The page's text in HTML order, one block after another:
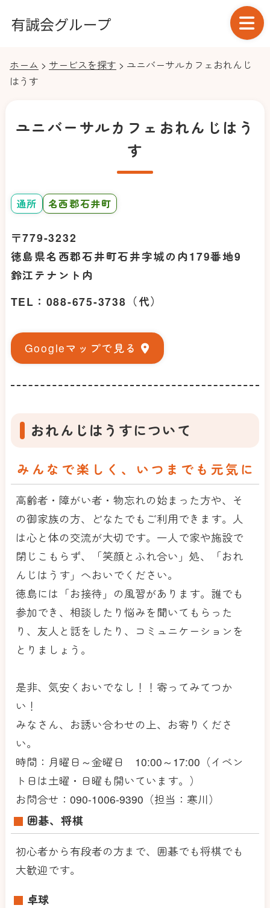
有誠会グループ
会
福
人
グ
ー
プ
ホーム > サービスを探す > ユニバーサルカフェおれんじ
はうす
ユニバーサルカフェおれんじはう
す
通所 名西郡石井町
〒779-3232
徳島県名西郡石井町石井字城の内179番地9
鈴江テナント内
TEL：088-675-3738（代）
Googleマップで見る
おれんじはうすについて
みんなで楽しく、いつまでも元気に
高齢者・障がい者・物忘れの始まった方や、そ
の御家族の方、どなたでもご利用できます。人
は心と体の交流が大切です。一人で家や施設で
閉じこもらず、「笑顔とふれ合い」処、「おれ
んじはうす」へおいでください。
徳島には「お接待」の風習があります。誰でも
参加でき、相談したり悩みを聞いてもらった
り、友人と話をしたり、コミュニケーションを
とりましょう。
是非、気安くおいでなし！！寄ってみてつか
い！
みなさん、お誘い合わせの上、お寄りくださ
い。
時間：月曜日～金曜日 10:00～17:00（イベン
ト日は土曜・日曜も開いています。）
お問合せ：090-1006-9390（担当：寒川）
囲碁、将棋
初心者から有段者の方まで、囲碁でも将棋でも
大歓迎です。
卓球